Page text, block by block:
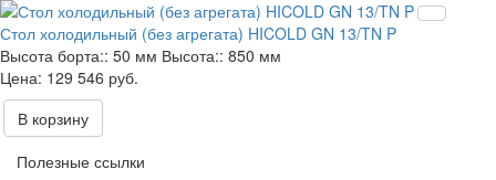
Стол холодильный (без агрегата) HICOLD GN 13/TN P
Высота борта:: 50 мм Высота:: 850 мм
129 546 руб.
В корзину
Полезные ссылки